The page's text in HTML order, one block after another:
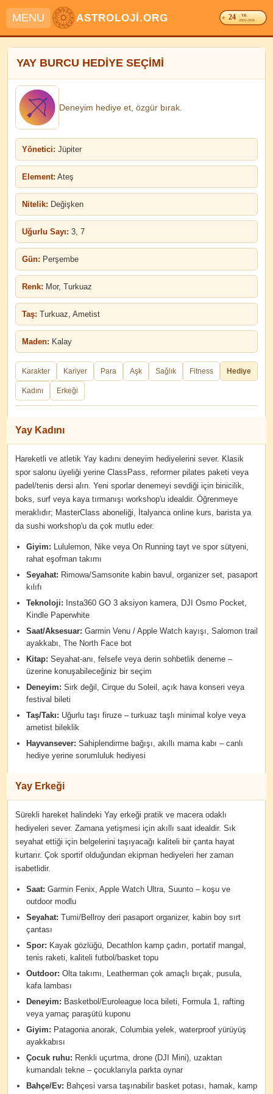
MENU ASTROLOJİ.ORG 24 . YIL
2003-2026
YAY BURCU HEDİYE SEÇİMİ
Deneyim hediye et, özgür bırak.
Yönetici: Jüpiter
Element: Ateş
Nitelik: Değişken
Uğurlu Sayı: 3, 7
Gün: Perşembe
Renk: Mor, Turkuaz
Taş: Turkuaz, Ametist
Maden: Kalay
Karakter Kariyer Para Aşk Sağlık Fitness Hediye
Kadını Erkeği
Yay Kadını
Hareketli ve atletik Yay kadını deneyim hediyelerini sever. Klasik
spor salonu üyeliği yerine ClassPass, reformer pilates paketi veya
padel/tenis dersi alın. Yeni sporlar denemeyi sevdiği için binicilik,
boks, surf veya kaya tırmanışı workshop'u idealdir. Öğrenmeye
meraklıdır; MasterClass aboneliği, İtalyanca online kurs, barista ya
da sushi workshop'u da çok mutlu eder.
Giyim: Lululemon, Nike veya On Running tayt ve spor sütyeni,
rahat eşofman takımı
Seyahat: Rimowa/Samsonite kabin bavul, organizer set, pasaport
kılıfı
Teknoloji: Insta360 GO 3 aksiyon kamera, DJI Osmo Pocket,
Kindle Paperwhite
Saat/Aksesuar: Garmin Venu / Apple Watch kayışı, Salomon trail
ayakkabı, The North Face bot
Kitap: Seyahat-anı, felsefe veya derin sohbetlik deneme –
üzerine konuşabileceğiniz bir seçim
Deneyim: Sirk değil, Cirque du Soleil, açık hava konseri veya
festival bileti
Taş/Takı: Uğurlu taşı firuze – turkuaz taşlı minimal kolye veya
ametist bileklik
Hayvansever: Sahiplendirme bağışı, akıllı mama kabı – canlı
hediye yerine sorumluluk hediyesi
Yay Erkeği
Sürekli hareket halindeki Yay erkeği pratik ve macera odaklı
hediyeleri sever. Zamana yetişmesi için akıllı saat idealdir. Sık
seyahat ettiği için belgelerini taşıyacağı kaliteli bir çanta hayat
kurtarır. Çok sportif olduğundan ekipman hediyeleri her zaman
isabetlidir.
Saat: Garmin Fenix, Apple Watch Ultra, Suunto – koşu ve
outdoor modlu
Seyahat: Tumi/Bellroy deri pasaport organizer, kabin boy sırt
çantası
Spor: Kayak gözlüğü, Decathlon kamp çadırı, portatif mangal,
tenis raketi, kaliteli futbol/basket topu
Outdoor: Olta takımı, Leatherman çok amaçlı bıçak, pusula,
kafa lambası
Deneyim: Basketbol/Euroleague loca bileti, Formula 1, rafting
veya yamaç paraşütü kuponu
Giyim: Patagonia anorak, Columbia yelek, waterproof yürüyüş
ayakkabısı
Çocuk ruhu: Renkli uçurtma, drone (DJI Mini), uzaktan
kumandalı tekne – çocuklarıyla parkta oynar
Bahçe/Ev: Bahçesi varsa taşınabilir basket potası, hamak, kamp